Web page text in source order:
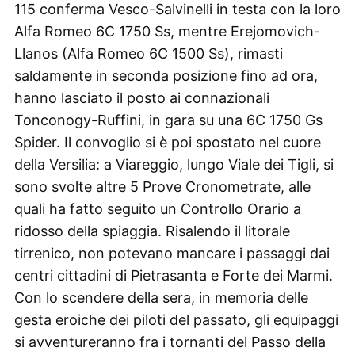
115 conferma Vesco-Salvinelli in testa con la loro
Alfa Romeo 6C 1750 Ss, mentre Erejomovich-
Llanos (Alfa Romeo 6C 1500 Ss), rimasti
saldamente in seconda posizione fino ad ora,
hanno lasciato il posto ai connazionali
Tonconogy-Ruffini, in gara su una 6C 1750 Gs
Spider. Il convoglio si è poi spostato nel cuore
della Versilia: a Viareggio, lungo Viale dei Tigli, si
sono svolte altre 5 Prove Cronometrate, alle
quali ha fatto seguito un Controllo Orario a
ridosso della spiaggia. Risalendo il litorale
tirrenico, non potevano mancare i passaggi dai
centri cittadini di Pietrasanta e Forte dei Marmi.
Con lo scendere della sera, in memoria delle
gesta eroiche dei piloti del passato, gli equipaggi
si avventureranno fra i tornanti del Passo della